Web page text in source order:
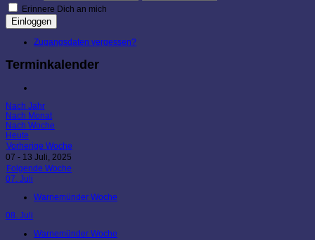
Erinnere Dich an mich
Einloggen
Zugangsdaten vergessen?
Terminkalender
Nach Jahr
Nach Monat
Nach Woche
Heute
Vorherige Woche
07 - 13 Juli, 2025
Folgende Woche
07. Juli
Warnemünder Woche
08. Juli
Warnemünder Woche